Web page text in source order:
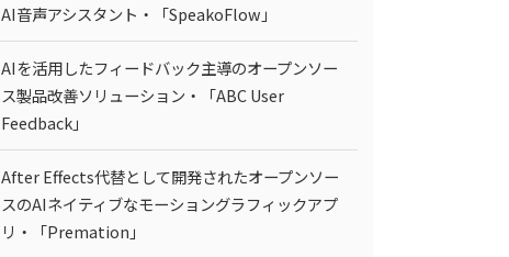
AI音声アシスタント・「SpeakoFlow」
AIを活用したフィードバック主導のオープンソー
ス製品改善ソリューション・「ABC User
Feedback」
After Effects代替として開発されたオープンソー
スのAIネイティブなモーショングラフィックアプ
リ・「Premation」